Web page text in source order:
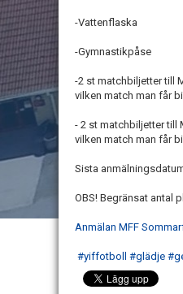
-Vattenflaska
-Gymnastikpåse
-2 st matchbiljetter till
vilken match man får
- 2 st matchbiljetter till
vilken match man får
Sista
OBS! Begränsat antal
Anmälan MFF
#yiffotboll #glädje